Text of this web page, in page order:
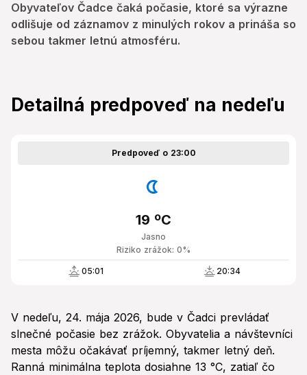
Obyvateľov Čadce čaká počasie, ktoré sa výrazne
odlišuje od záznamov z minulých rokov a prináša so
sebou takmer letnú atmosféru.
Detailná predpoveď na nedeľu
Predpoveď o 23:00
Jasno
19 ºC
Riziko zrážok: 0%
05:01 20:34
V nedeľu, 24. mája 2026, bude v Čadci prevládať
slnečné počasie bez zrážok. Obyvatelia a návštevníci
mesta môžu očakávať príjemný, takmer letný deň.
Ranná minimálna teplota dosiahne 13 °C, zatiaľ čo